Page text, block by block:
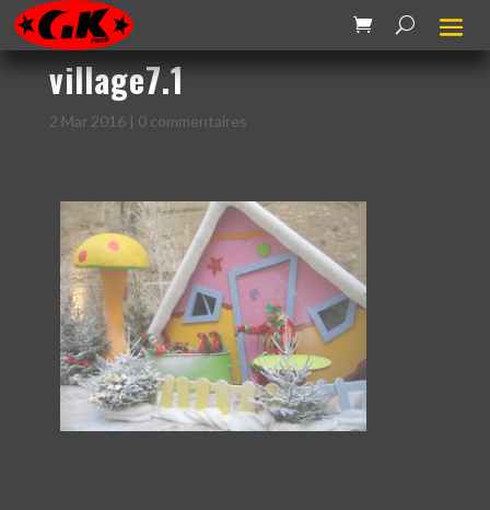
village7.1
2 Mar 2016| 0 commentaires